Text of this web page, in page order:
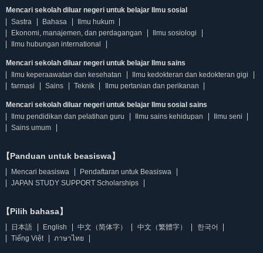
Mencari sekolah diluar negeri untuk belajar Ilmu sosial
Sastra
Bahasa
Ilmu hukum
Ekonomi, manajemen, dan perdagangan
Ilmu sosiologi
Ilmu hubungan international
Mencari sekolah diluar negeri untuk belajar Ilmu sains
Ilmu keperaawatan dan kesehatan
Ilmu kedokteran dan kedokteran gigi
farmasi
Sains Teknik Ilmu pertanian dan perikanan
Mencari sekolah diluar negeri untuk belajar Ilmu sosial sains
Ilmu pendidikan dan pelatihan guru
Ilmu sains kehidupan
Ilmu seni
Sains umum
【Panduan untuk beasiswa】
Mencari beasiswa
Pendaftaran untuk Beasiswa
JAPAN STUDY SUPPORT Scholarships
【Pilih bahasa】
日本語 English 中文（简体字） 中文（繁體字）
한국어
Tiếng Việt
ภาษาไทย